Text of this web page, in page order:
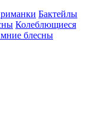
Бактейлы
Колеблющиеся
блесны